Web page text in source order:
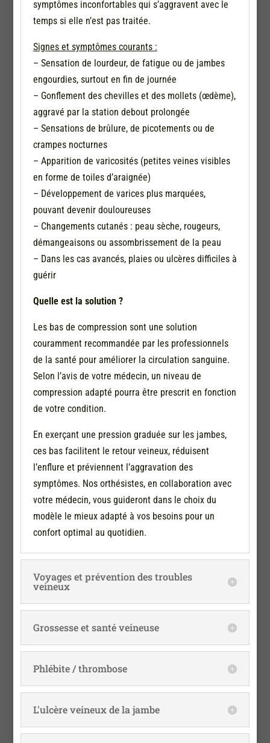
symptômes inconfortables qui s’aggravent avec le
temps si elle n’est pas traitée.
Signes et symptômes courants :
– Sensation de lourdeur, de fatigue ou de jambes
engourdies, surtout en fin de journée
– Gonflement des chevilles et des mollets (œdème),
aggravé par la station debout prolongée
– Sensations de brûlure, de picotements ou de
crampes nocturnes
– Apparition de varicosités (petites veines visibles
en forme de toiles d’araignée)
– Développement de varices plus marquées,
pouvant devenir douloureuses
– Changements cutanés : peau sèche, rougeurs,
démangeaisons ou assombrissement de la peau
– Dans les cas avancés, plaies ou ulcères difficiles à
guérir
Quelle est la solution ?
Les bas de compression sont une solution
couramment recommandée par les professionnels
de la santé pour améliorer la circulation sanguine.
Selon l’avis de votre médecin, un niveau de
compression adapté pourra être prescrit en fonction
de votre condition.
En exerçant une pression graduée sur les jambes,
ces bas facilitent le retour veineux, réduisent
l’enflure et préviennent l’aggravation des
symptômes. Nos orthésistes, en collaboration avec
votre médecin, vous guideront dans le choix du
modèle le mieux adapté à vos besoins pour un
confort optimal au quotidien.
Voyages et prévention des troubles
veineux
Grossesse et santé veineuse
Phlébite / thrombose
L'ulcère veineux de la jambe